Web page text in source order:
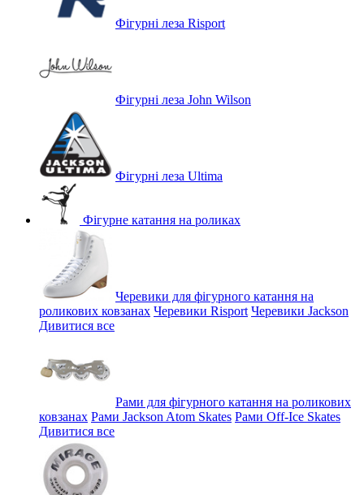
Фігурні леза Risport
Фігурні леза John Wilson
Фігурні леза Ultima
Фігурне катання на роликах
Черевики для фігурного катання на
роликових ковзанах Черевики Risport Черевики Jackson
Дивитися все
Рами для фігурного катання на роликових
ковзанах Рами Jackson Atom Skates Рами Off-Ice Skates
Дивитися все